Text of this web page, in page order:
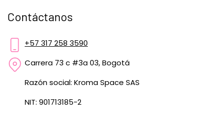
Contáctanos
+57 317 258 3590
Carrera 73 c #3a 03, Bogotá
Razón social: Kroma Space SAS
NIT: 901713185-2